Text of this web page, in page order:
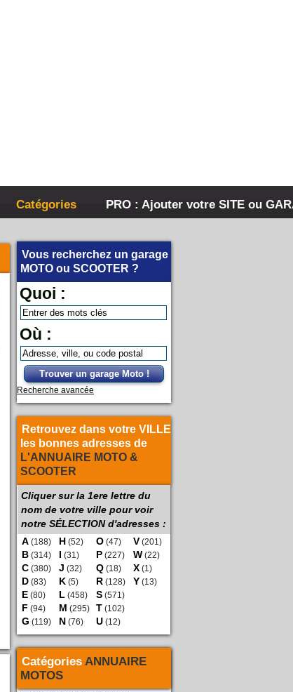
Catégories PRO : Ajouter votre SITE ou
Vous recherchez un garage
MOTO ou SCOOTER ?
Quoi :
Où :
Trouver un garage Moto !
Recherche avancée
Retrouvez dans votre VILLE
les bonnes adresses de
L'ANNUAIRE MOTO &
SCOOTER
Cliquer sur la 1ere lettre du
nom de votre ville pour voir
notre SÉLECTION d'adresses :
A (188)
B (314)
C (380)
D (83)
E (80)
F (94)
G (119)
H (52)
I (31)
J (32)
K (5)
L (458)
M (295)
N (76)
O (47)
P (227)
Q (18)
R (128)
S (571)
T (102)
U (12)
V (201)
W (22)
X (1)
Y (13)
Catégories ANNUAIRE
MOTOS